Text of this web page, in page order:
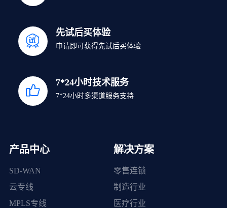
先试后买体验
申请即可获得先试后买体验
7*24小时技术服务
7*24小时多渠道服务支持
产品中心
SD-WAN
云专线
MPLS专线
解决方案
零售连锁
制造行业
医疗行业